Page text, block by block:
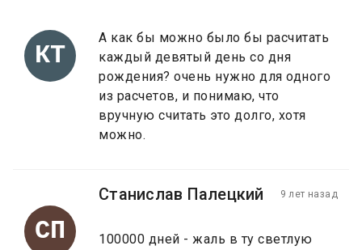
КТ
А как бы можно было бы расчитать
каждый девятый день со дня
рождения? очень нужно для одного
из расчетов, и понимаю, что
вручную считать это долго, хотя
можно.
СП
Станислав Палецкий 9 лет назад
100000 дней - жаль в ту светлую